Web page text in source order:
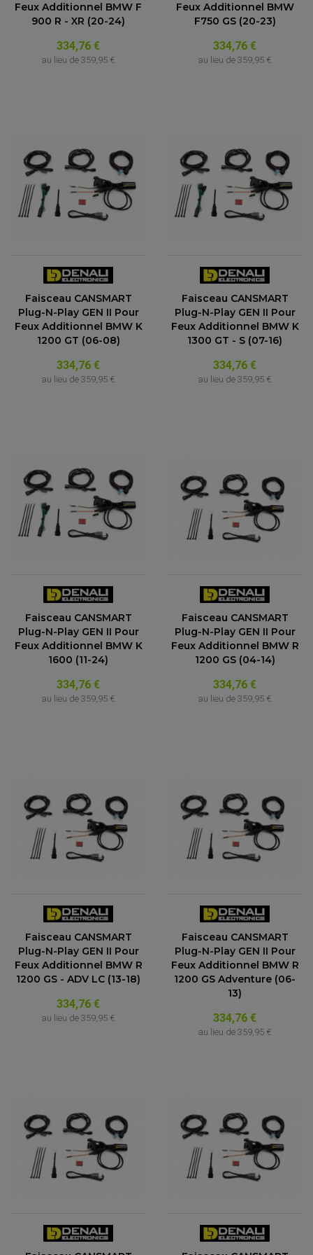
Feux Additionnel BMW F
900 R - XR (20-24)
334,76 €
au lieu de 359,95 €
Feux Additionnel BMW
F750 GS (20-23)
334,76 €
au lieu de 359,95 €
Faisceau CANSMART
Plug-N-Play GEN II Pour
Feux Additionnel BMW K
1200 GT (06-08)
334,76 €
au lieu de 359,95 €
Faisceau CANSMART
Plug-N-Play GEN II Pour
Feux Additionnel BMW K
1300 GT - S (07-16)
334,76 €
au lieu de 359,95 €
Faisceau CANSMART
Plug-N-Play GEN II Pour
Feux Additionnel BMW K
1600 (11-24)
334,76 €
au lieu de 359,95 €
Faisceau CANSMART
Plug-N-Play GEN II Pour
Feux Additionnel BMW R
1200 GS (04-14)
334,76 €
au lieu de 359,95 €
Faisceau CANSMART
Plug-N-Play GEN II Pour
Feux Additionnel BMW R
1200 GS - ADV LC (13-18)
334,76 €
au lieu de 359,95 €
Faisceau CANSMART
Plug-N-Play GEN II Pour
Feux Additionnel BMW R
1200 GS Adventure (06-
13)
334,76 €
au lieu de 359,95 €